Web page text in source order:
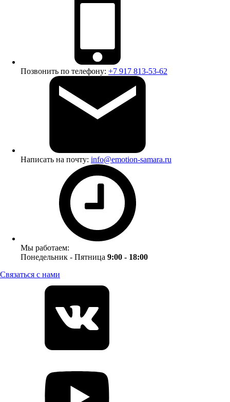
Позвонить по телефону: +7 917 813-53-62
Написать на почту: info@emotion-samara.ru
Мы работаем:
Понедельник - Пятница 9:00 - 18:00
Связаться с нами